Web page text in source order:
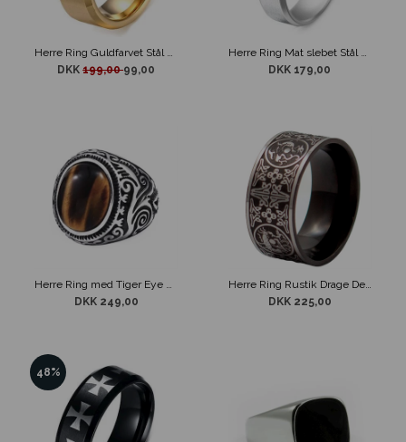
Herre Ring Guldfarvet Stål Mat slebet design
DKK199,0099,00
Herre Ring Mat slebet Stål 6mm
DKK 179,00
Herre Ring med Tiger Eye Sten
DKK 249,00
Herre Ring Rustik Drage Design
DKK 225,00
48%